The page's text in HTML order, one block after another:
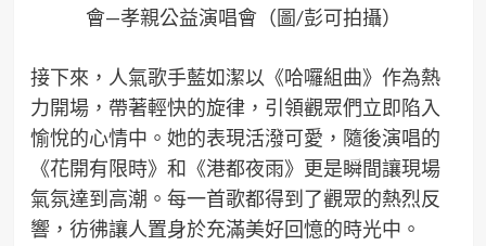
會—孝親公益演唱會（圖/彭可拍攝）
接下來，人氣歌手藍如潔以《哈囉組曲》作為熱
力開場，帶著輕快的旋律，引領觀眾們立即陷入
愉悅的心情中。她的表現活潑可愛，隨後演唱的
《花開有限時》和《港都夜雨》更是瞬間讓現場
氣氛達到高潮。每一首歌都得到了觀眾的熱烈反
響，彷彿讓人置身於充滿美好回憶的時光中。